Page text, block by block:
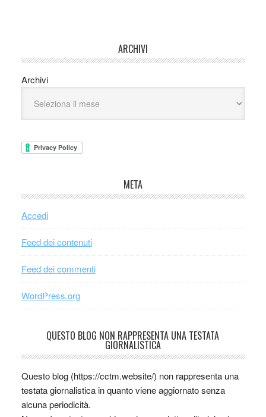
ARCHIVI
Archivi
META
Accedi
Feed dei contenuti
Feed dei commenti
WordPress.org
QUESTO BLOG NON RAPPRESENTA UNA TESTATA
GIORNALISTICA
Questo blog (https://cctm.website/) non rappresenta una
testata giornalistica in quanto viene aggiornato senza
alcuna periodicità.